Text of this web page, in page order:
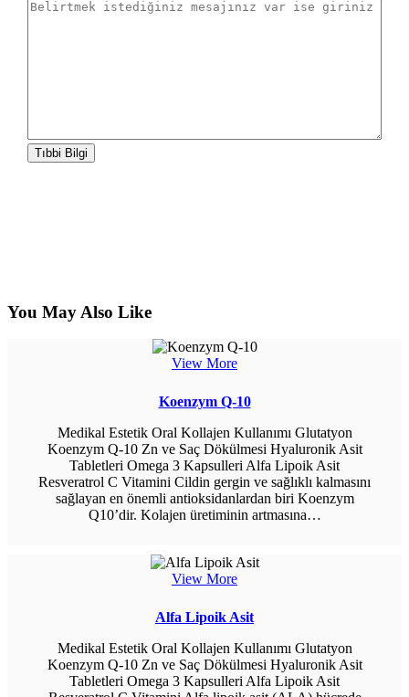
You May Also Like
View More
Koenzym Q-10
Medikal Estetik Oral Kollajen Kullanımı Glutatyon
Koenzym Q-10 Zn ve Saç Dökülmesi Hyaluronik Asit
Tabletleri Omega 3 Kapsulleri Alfa Lipoik Asit
Resveratrol C Vitamini Cildin gergin ve sağlıklı kalmasını
sağlayan en önemli antioksidanlardan biri Koenzym
Q10’dir. Kolajen üretiminin artmasına…
View More
Alfa Lipoik Asit
Medikal Estetik Oral Kollajen Kullanımı Glutatyon
Koenzym Q-10 Zn ve Saç Dökülmesi Hyaluronik Asit
Tabletleri Omega 3 Kapsulleri Alfa Lipoik Asit